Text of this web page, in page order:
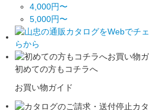
4,000円〜
5,000円〜
初めての方もコチラへ
お買い物ガイド